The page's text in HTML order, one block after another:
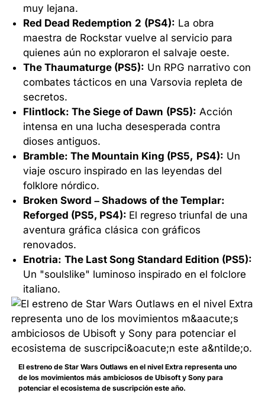
muy lejana.
Red Dead Redemption 2 (PS4): La obra
maestra de Rockstar vuelve al servicio para
quienes aún no exploraron el salvaje oeste.
The Thaumaturge (PS5): Un RPG narrativo con
combates tácticos en una Varsovia repleta de
secretos.
Flintlock: The Siege of Dawn (PS5): Acción
intensa en una lucha desesperada contra
dioses antiguos.
Bramble: The Mountain King (PS5, PS4): Un
viaje oscuro inspirado en las leyendas del
folklore nórdico.
Broken Sword – Shadows of the Templar:
Reforged (PS5, PS4): El regreso triunfal de una
aventura gráfica clásica con gráficos
renovados.
Enotria: The Last Song Standard Edition (PS5):
Un "soulslike" luminoso inspirado en el folclore
italiano.
El estreno de Star Wars Outlaws en el nivel Extra representa uno
de los movimientos más ambiciosos de Ubisoft y Sony para
potenciar el ecosistema de suscripción este año.